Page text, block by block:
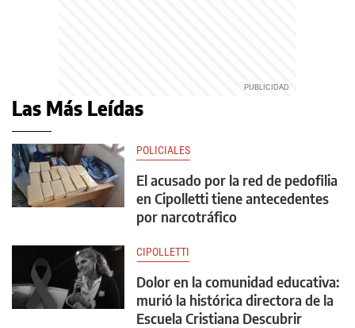
Las Más Leídas
POLICIALES
El acusado por la red de pedofilia
en Cipolletti tiene antecedentes
por narcotráfico
CIPOLLETTI
Dolor en la comunidad educativa:
murió la histórica directora de la
Escuela Cristiana Descubrir